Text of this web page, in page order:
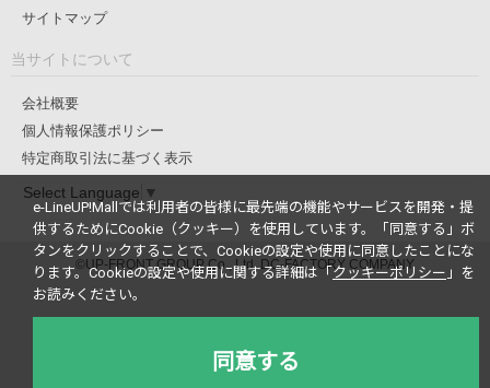
サイトマップ
当サイトについて
会社概要
個人情報保護ポリシー
特定商取引法に基づく表示
Select Language ▼
©UP-FRONT GROUP Co., Ltd. DC-FACTORY COMPANY
e-LineUP!Mallでは利用者の皆様に最先端の機能やサービスを開発・提
供するためにCookie（クッキー）を使用しています。
「同意する」ボ
タンをクリックすることで、Cookieの設定や使用に同意したことにな
ります。Cookieの設定や使用に関する詳細は「 クッキーポリシー 」を
お読みください。
同意する